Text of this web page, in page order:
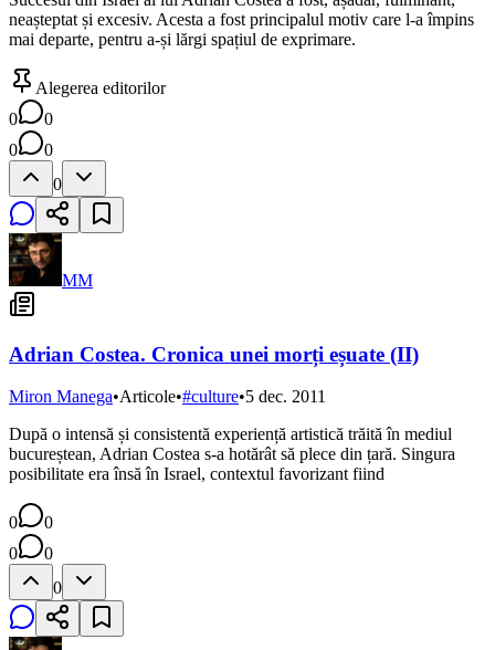
neașteptat și excesiv. Acesta a fost principalul motiv care l-a împins
mai departe, pentru a-și lărgi spațiul de exprimare.
Alegerea editorilor
0
0
0
0
0
MM
Adrian Costea. Cronica unei morți eșuate (II)
Miron Manega•Articole•#culture•5 dec. 2011
După o intensă și consistentă experiență artistică trăită în mediul
bucureștean, Adrian Costea s-a hotărât să plece din țară. Singura
posibilitate era însă în Israel, contextul favorizant fiind
0
0
0
0
0